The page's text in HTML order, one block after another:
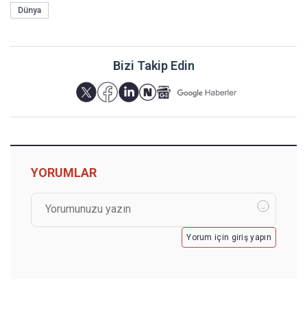
Dünya
Bizi Takip Edin
YORUMLAR
Yorum için giriş yapın